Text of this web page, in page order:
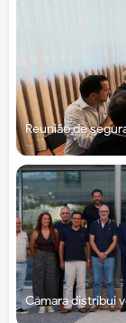
Reunião de
Câmara distribui